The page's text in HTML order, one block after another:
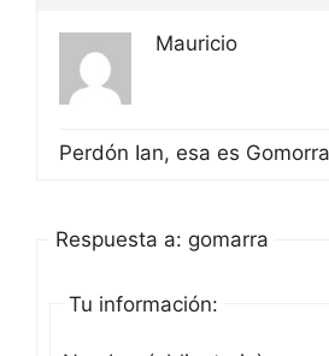
Mauricio
Perdón Ian, esa es
Respuesta a: gomarra
Tu información: